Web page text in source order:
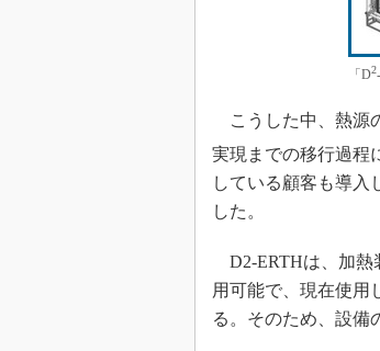
「D2
こうした中、熱源
実現までの移行過程
している顧客も導入
した。
D2-ERTHは、加熱
用可能で、現在使用
る。そのため、設備